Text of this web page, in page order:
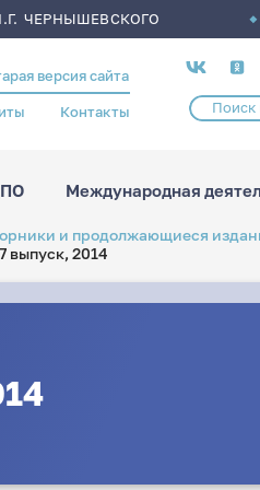
ЧЕРНЫШЕВСКОГО
версия сайта
Контакты
Социальные
сети
Международная
и продолжающиеся
выпуск, 2014